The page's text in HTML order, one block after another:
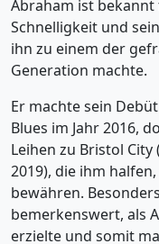
Abraham ist
Schnelligkeit und
ihn zu einem der
Generation machte.
Er machte sein
Blues im Jahr 2016,
Leihen zu Bristol City
2019), die ihm
bewähren.
bemerkenswert, als
erzielte und somit